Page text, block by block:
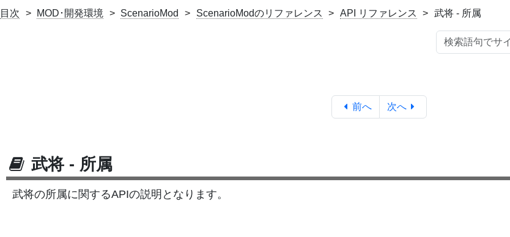
目次 MOD･開発環境 ScenarioMod ScenarioModのリファレンス API リファレンス 武将 - 所属
前へ 次へ
武将 - 所属
武将の所属に関するAPIの説明となります。